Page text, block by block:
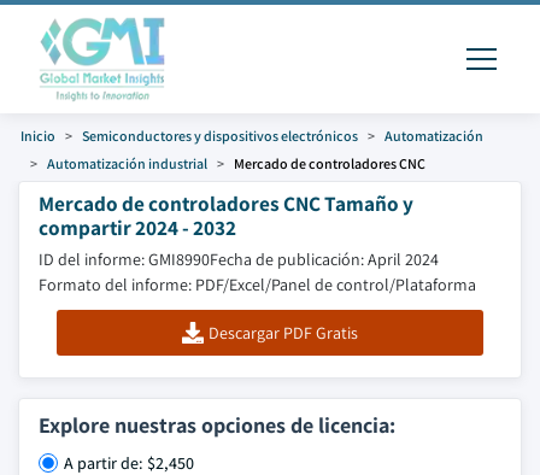
Inicio Semiconductores y dispositivos electrónicos
Automatización
Automatización industrial
Mercado de controladores CNC
Mercado de controladores CNC Tamaño y
compartir 2024 - 2032
ID del informe: GMI8990Fecha de publicación: April 2024
Formato del informe: PDF/Excel/Panel de control/Plataforma
Descargar PDF Gratis
Explore nuestras opciones de licencia:
A partir de: $2,450